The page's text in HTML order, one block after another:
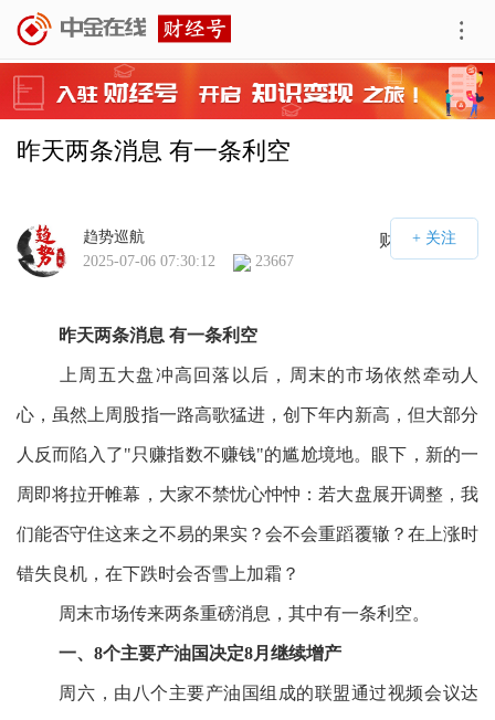
昨天两条消息 有一条利空
财经号APP
趋势巡航
2025-07-06 07:30:12
23667
昨天两条消息 有一条利空
上周五大盘冲高回落以后，周末的市场依然牵动人
心，虽然上周股指一路高歌猛进，创下年内新高，但大部分
人反而陷入了"只赚指数不赚钱"的尴尬境地。眼下，新的一
周即将拉开帷幕，大家不禁忧心忡忡：若大盘展开调整，我
们能否守住这来之不易的果实？会不会重蹈覆辙？在上涨时
错失良机，在下跌时会否雪上加霜？
周末市场传来两条重磅消息，其中有一条利空。
一、8个主要产油国决定8月继续增产
周六，由八个主要产油国组成的联盟通过视频会议达